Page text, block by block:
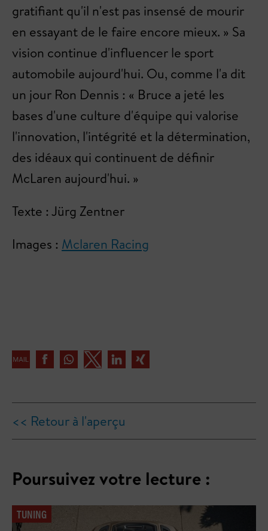
gratifiant qu'il n'est pas insensé de mourir
en essayant de le faire encore mieux. » Sa
vision continue d'influencer le sport
automobile aujourd'hui. Ou, comme l'a dit
un jour Ron Dennis : « Bruce a jeté les
bases d'une culture d'équipe qui valorise
l'innovation, l'intégrité et la détermination,
des idéaux qui continuent de définir
McLaren aujourd'hui. »
Texte : Jürg Zentner
Images : Mclaren Racing
<< Retour à l'aperçu
Poursuivez votre lecture :
TUNING